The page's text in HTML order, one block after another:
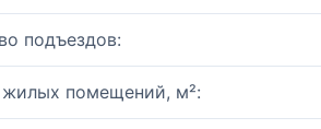
подъездов:
помещений, м²: